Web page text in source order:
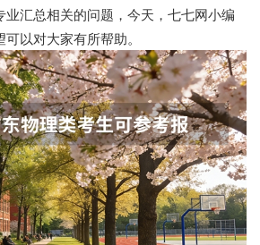
汇总相关的问题，今天，七七网小编
以对大家有所帮助。